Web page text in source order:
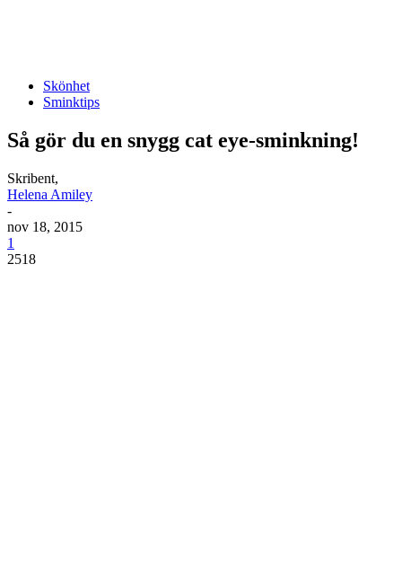
Skönhet
Sminktips
Så gör du en snygg cat eye-sminkning!
Skribent,
Helena Amiley
-
nov 18, 2015
1
2518